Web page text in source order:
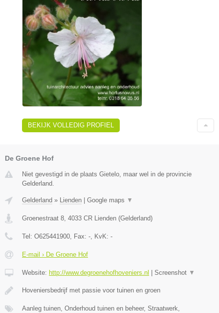
BEKIJK VOLLEDIG PROFIEL
De Groene Hof
Niet gevestigd in de plaats Gietelo, maar wel in de provincie
Gelderland.
Gelderland » Lienden Google maps ▼
Groenestraat 8, 4033 CR Lienden (Gelderland)
Tel: O625441900, Fax: -, KvK: -
E-mail › De Groene Hof
Website: http://www.degroenehofhoveniers.nl Screenshot ▼
Hoveniersbedrijf met passie voor tuinen en groen
Aanleg tuinen, Onderhoud tuinen en beheer, Straatwerk,